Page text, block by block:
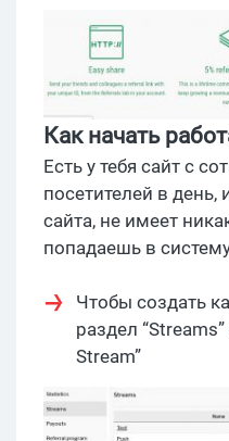
Как начать
Есть у тебя сайт с
посетителей в день,
сайта, не имеет
попадаешь в
Чтобы создать
раздел
Stream”